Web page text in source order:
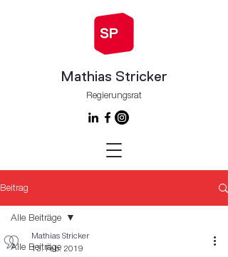
Mathias Stricker
Regierungsrat
Beitrag
Alle Beiträge
Alle Beiträge
Mathias Stricker
13. Feb. 2019